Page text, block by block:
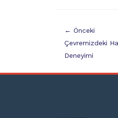
← Önceki
Çevremizdeki
Deneyimi